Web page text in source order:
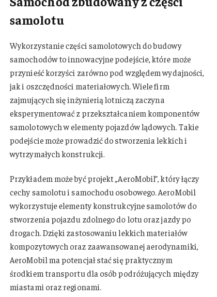
samolotu
Wykorzystanie części samolotowych do budowy
samochodów to innowacyjne podejście, które może
przynieść korzyści zarówno pod względem wydajności,
jak i oszczędności materiałowych. Wiele firm
zajmujących się inżynierią lotniczą zaczyna
eksperymentować z przekształcaniem komponentów
samolotowych w elementy pojazdów lądowych. Takie
podejście może prowadzić do stworzenia lekkich i
wytrzymałych konstrukcji.
Przykładem może być projekt „AeroMobil”, który łączy
cechy samolotu i samochodu osobowego. AeroMobil
wykorzystuje elementy konstrukcyjne samolotów do
stworzenia pojazdu zdolnego do lotu oraz jazdy po
drogach. Dzięki zastosowaniu lekkich materiałów
kompozytowych oraz zaawansowanej aerodynamiki,
AeroMobil ma potencjał stać się praktycznym
środkiem transportu dla osób podróżujących między
miastami oraz regionami.